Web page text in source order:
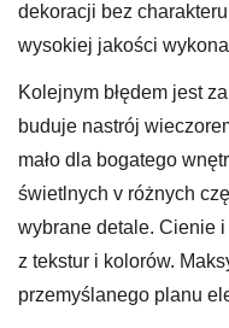
dekoracji bez
wysokiej jakości
Kolejnym błędem jest
buduje nastrój
mało dla bogatego
świetlnych v różnych
wybrane detale. Cienie i
z tekstur i kolorów.
przemyślanego planu